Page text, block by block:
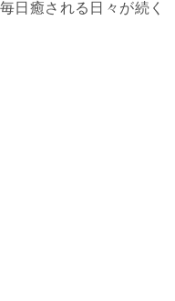
日癒される日々が続く